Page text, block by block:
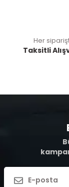
Her
Taksitli